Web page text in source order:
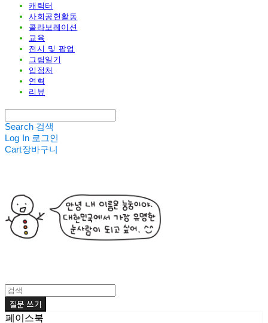
캐릭터
사회공헌활동
콜라보레이션
교육
전시 및 팝업
그림일기
입점처
연혁
리뷰
Search 검색
Log In 로그인
Cart장바구니
질문 쓰기
페이스북